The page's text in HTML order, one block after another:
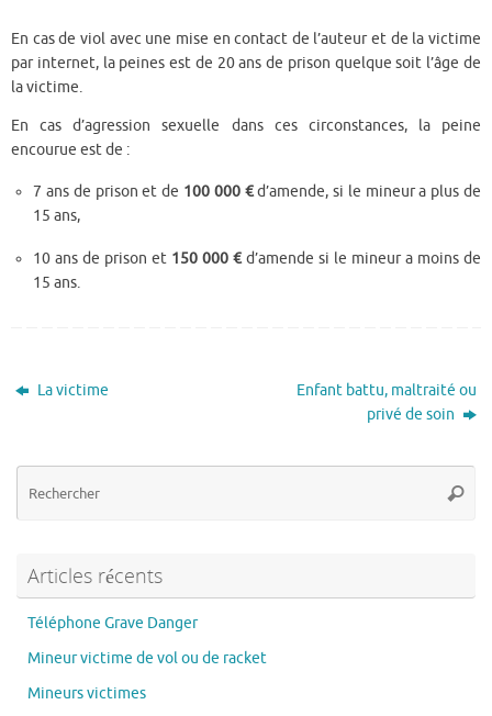
En cas de viol avec une mise en contact de l’auteur et de la victime
par internet, la peines est de 20 ans de prison quelque soit l’âge de
la victime.
En cas d’agression sexuelle dans ces circonstances, la peine
encourue est de :
7 ans de prison et de 100 000 €d’amende, si le mineur a plus de
15 ans,
10 ans de prison et 150 000 €d’amende si le mineur a moins de
15 ans.
La victime
Enfant battu, maltraité ou
privé de soin
Articles récents
Téléphone Grave Danger
Mineur victime de vol ou de racket
Mineurs victimes